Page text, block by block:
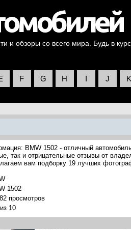
и обзоры со всего мира. Будь в
F G H I J K
BMW 1502 - отличный
так и отрицательные отзывы от
вам подборку 19 лучших
1502
просмотров
10